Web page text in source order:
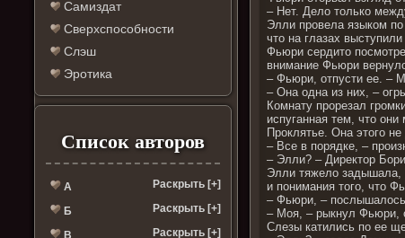
Самиздат
Сверхспособности
Слэш
Эротика
Список авторов
А Раскрыть [+]
Б Раскрыть [+]
В Раскрыть [+]
– Нет. Дело только
Элли провела языком
что на глазах выступили
Фьюри сердито
внимание Фьюри
– Фьюри, отпусти ее. –
– Она одна из них, –
Комнату прорезал
испуганная тем, что
Проклятье. Она этого
– Все в порядке, –
– Элли? – Директор
Элли тяжело задышала,
и понимания того, что
– Фьюри, –
– Моя, – рыкнул Фьюри,
Слезы катились по ее